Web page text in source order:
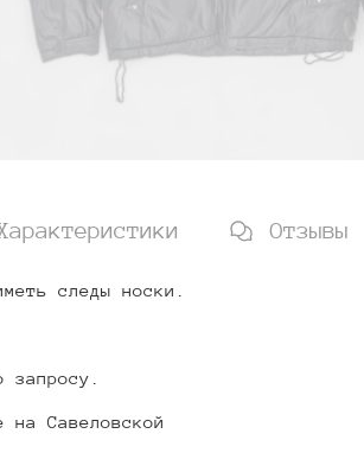
Отзывы
следы носки.
на Савеловской